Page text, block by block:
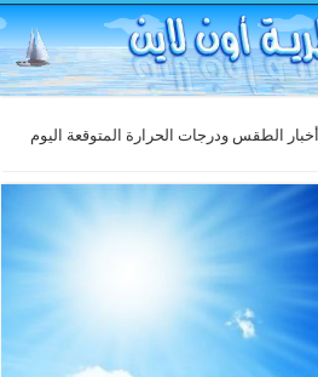
أخبار الطقس ودرجات الحرارة المتوقعة اليوم